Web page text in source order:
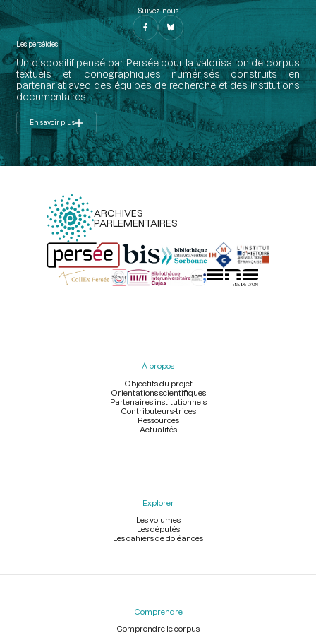
Suivez-nous
Les perséides
Un dispositif pensé par Persée pour la valorisation de corpus
textuels et iconographiques numérisés construits en
partenariat avec des équipes de recherche et des institutions
documentaires.
En savoir plus
ARCHIVES
PARLEMENTAIRES
Menu
À propos
Objectifs du projet
Orientations scientifiques
Partenaires institutionnels
Contributeurs-trices
Ressources
Actualités
Explorer
Les volumes
Les députés
Les cahiers de doléances
Comprendre
Comprendre le corpus